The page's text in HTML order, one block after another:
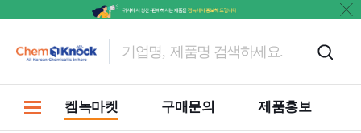
켐녹마켓 구매문의 제품홍보